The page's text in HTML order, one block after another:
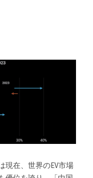
現在、世界のEV市場